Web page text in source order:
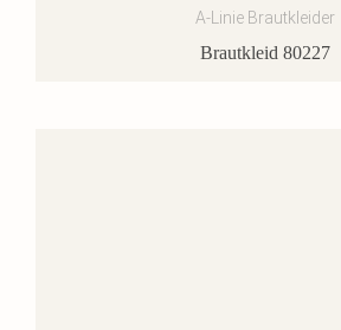
A-Linie Brautkleider
Brautkleid 80227